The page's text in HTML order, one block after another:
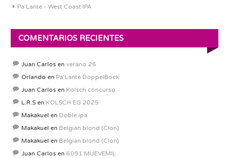
Pa'Lante - West Coast IPA
COMENTARIOS RECIENTES
Juan Carlos en verano 26
Orlando en Pa’Lante DoppelBock
Juan Carlos en Kolsch concurso
L.R.S en KOLSCH EG 2025
Makakuel en Doble ipa
Makakuel en Belgian blond (Clon)
Makakuel en Belgian blond (Clon)
Juan Carlos en 6091 MUEVEMIL